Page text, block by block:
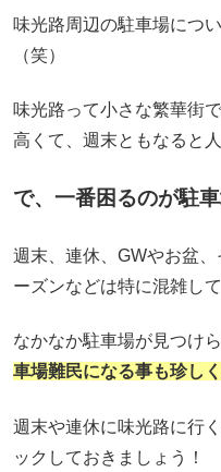
味光路周辺の駐車場につ
（笑）
味光路って小さな繁華街
高くて、週末ともなると
で、一番困るのが駐車
週末、連休、GWやお盆
ーズンなどは特に混雑して
なかなか駐車場が見つけ
車場難民になる事も珍し
週末や連休に味光路に行
ックしておきましょう！